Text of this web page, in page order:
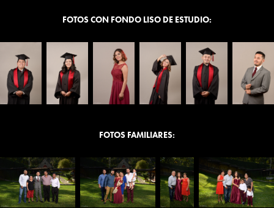
FOTOS CON FONDO LISO DE ESTUDIO:
FOTOS FAMILIARES: